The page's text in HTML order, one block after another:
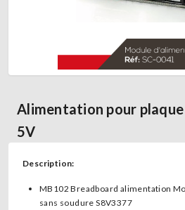
Alimentation pour plaque
5V
Description:
MB102 Breadboard alimentation
sans soudure S8V3377